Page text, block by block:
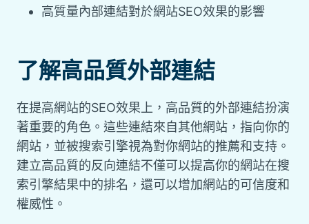
高質量內部連結對於網站SEO效果的影響
了解高品質外部連結
在提高網站的SEO效果上，高品質的外部連結扮演
著重要的角色。這些連結來自其他網站，指向你的
網站，並被搜索引擎視為對你網站的推薦和支持。
建立高品質的反向連結不僅可以提高你的網站在搜
索引擎結果中的排名，還可以增加網站的可信度和
權威性。